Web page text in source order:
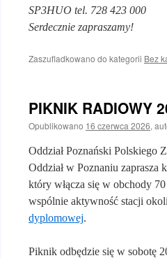
SP3HUO tel. 728 423 000
Serdecznie zapraszamy!
Zaszufladkowano do kategorii Bez
PIKNIK RADIOWY
Opublikowano 16 czerwca 2026,
Oddział Poznański
Oddział w Poznaniu
który włącza się w obchody
wspólnie aktywność stacji
dyplomowej.
Piknik odbędzie się w sobotę